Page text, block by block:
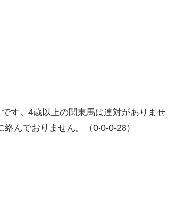
す。4歳以上の関東馬は連対がありませ
んでおりません。（0-0-0-28）